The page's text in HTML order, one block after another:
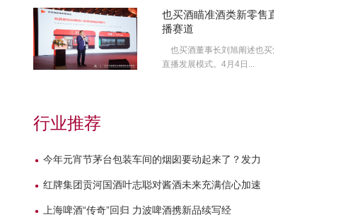
也买酒瞄准酒类新零售直
播赛道
也买酒董事长刘旭阐述也买酒
直播发展模式。4月4日...
行业推荐
今年元宵节茅台包装车间的烟囱要动起来了？发力
红牌集团贡河国酒叶志聪对酱酒未来充满信心加速
上海啤酒“传奇”回归 力波啤酒携新品续写经